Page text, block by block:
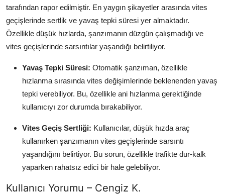
tarafından rapor edilmiştir. En yaygın şikayetler arasında vites
geçişlerinde sertlik ve yavaş tepki süresi yer almaktadır.
Özellikle düşük hızlarda, şanzımanın düzgün çalışmadığı ve
vites geçişlerinde sarsıntılar yaşandığı belirtiliyor.
Yavaş Tepki Süresi: Otomatik şanzıman, özellikle
hızlanma sırasında vites değişimlerinde beklenenden yavaş
tepki verebiliyor. Bu, özellikle ani hızlanma gerektiğinde
kullanıcıyı zor durumda bırakabiliyor.
Vites Geçiş Sertliği: Kullanıcılar, düşük hızda araç
kullanırken şanzımanın vites geçişlerinde sarsıntı
yaşandığını belirtiyor. Bu sorun, özellikle trafikte dur-kalk
yaparken rahatsız edici bir hale gelebiliyor.
Kullanıcı Yorumu – Cengiz K.